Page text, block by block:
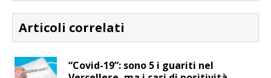
Articoli correlati
“Covid-19”: sono 5 i guariti nel